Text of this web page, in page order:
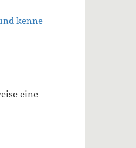
kenne
eine